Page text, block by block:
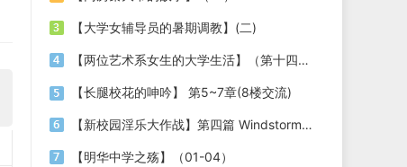
【大学女辅导员的暑期调教】(二)
【两位艺术系女生的大学生活】（第十四章）
【长腿校花的呻吟】 第5~7章(8楼交流)
【新校园淫乐大作战】第四篇 Windstorm No.3 出乎意料的比试
【明华中学之殇】（01-04）